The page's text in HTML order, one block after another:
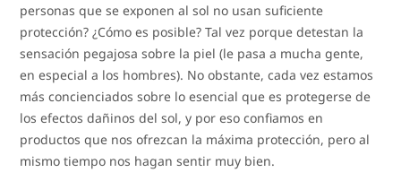
personas que se exponen al sol no usan suficiente
protección? ¿Cómo es posible? Tal vez porque detestan la
sensación pegajosa sobre la piel (le pasa a mucha gente,
en especial a los hombres). No obstante, cada vez estamos
más concienciados sobre lo esencial que es protegerse de
los efectos dañinos del sol, y por eso confiamos en
productos que nos ofrezcan la máxima protección, pero al
mismo tiempo nos hagan sentir muy bien.